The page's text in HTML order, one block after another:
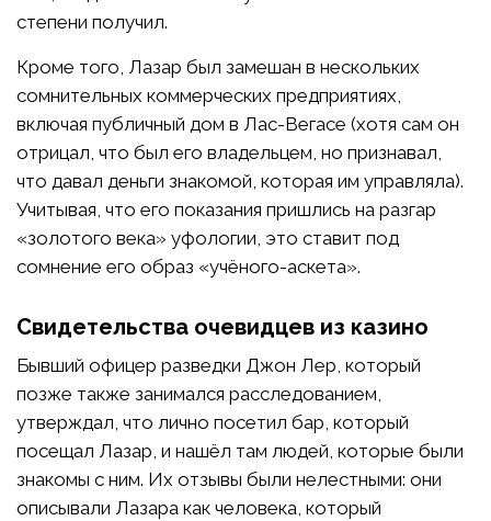
степени получил.
Кроме того, Лазар был замешан в нескольких
сомнительных коммерческих предприятиях,
включая публичный дом в Лас-Вегасе (хотя сам он
отрицал, что был его владельцем, но признавал,
что давал деньги знакомой, которая им управляла).
Учитывая, что его показания пришлись на разгар
«золотого века» уфологии, это ставит под
сомнение его образ «учёного-аскета».
Свидетельства очевидцев из казино
Бывший офицер разведки Джон Лер, который
позже также занимался расследованием,
утверждал, что лично посетил бар, который
посещал Лазар, и нашёл там людей, которые были
знакомы с ним. Их отзывы были нелестными: они
описывали Лазара как человека, который